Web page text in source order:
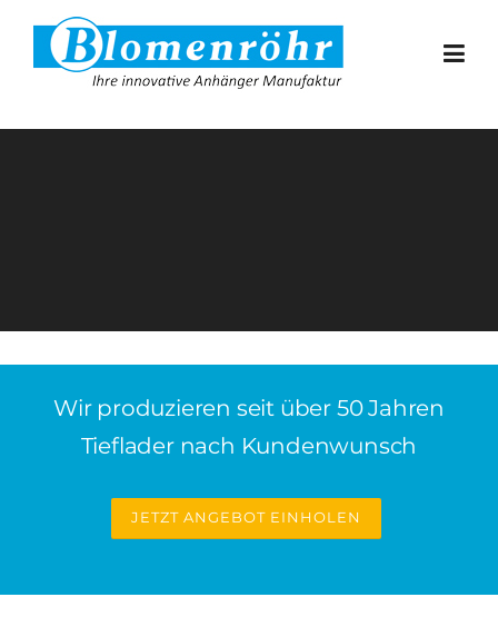
Skip to content
Wir produzieren seit über 50 Jahren
Tieflader nach Kundenwunsch
JETZT ANGEBOT EINHOLEN